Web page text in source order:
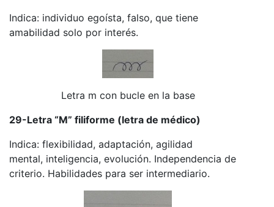
Indica: individuo egoísta, falso, que tiene
amabilidad solo por interés.
Letra m con bucle en la base
29-Letra “M” filiforme (letra de médico)
Indica: flexibilidad, adaptación, agilidad
mental, inteligencia, evolución. Independencia de
criterio. Habilidades para ser intermediario.